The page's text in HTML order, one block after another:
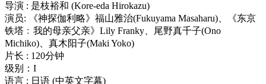
导演 : 是枝裕和 (Kore-eda Hirokazu)
演员: 《神探伽利略》福山雅治(Fukuyama Masaharu)、《东京
铁塔﹕我的母亲父亲》Lily Franky、尾野真千子(Ono
Michiko)、真木阳子(Maki Yoko)
片长 : 120分钟
级别：I
语言 : 日语 (中英文字幕)